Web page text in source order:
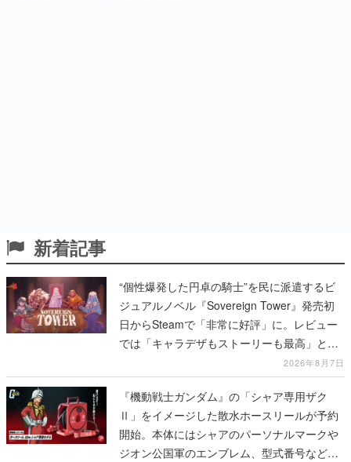
新着記事
“個性爆発した円卓の騎士”を民に派遣するビ
ジュアルノベル『Sovereign Tower』発売初
日からSteamで「非常に好評」に。レビュー
では「キャラデザもストーリーも最高」と称
2026年8月7日
『機動戦士ガンダム』の「シャア専用ザク
Ⅱ」をイメージした散水ホースリールが予約
開始。本体にはシャアのパーソナルマークや
ジオン公国軍のエンブレム、型式番号などを